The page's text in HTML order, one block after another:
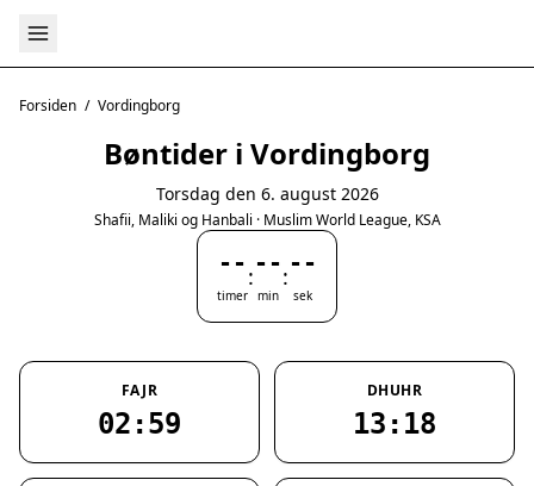
Forsiden / Vordingborg
Bøntider i Vordingborg
Torsdag den 6. august 2026
Shafii, Maliki og Hanbali · Muslim World League, KSA
--
timer
:--
min
:--
sek
FAJR
02:59
DHUHR
13:18